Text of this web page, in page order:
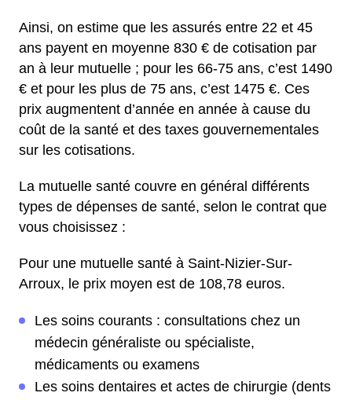
Ainsi, on estime que les assurés entre 22 et 45
ans payent en moyenne 830 € de cotisation par
an à leur mutuelle ; pour les 66-75 ans, c’est 1490
€ et pour les plus de 75 ans, c’est 1475 €. Ces
prix augmentent d’année en année à cause du
coût de la santé et des taxes gouvernementales
sur les cotisations.
La mutuelle santé couvre en général différents
types de dépenses de santé, selon le contrat que
vous choisissez :
Pour une mutuelle santé à Saint-Nizier-Sur-
Arroux, le prix moyen est de 108,78 euros.
Les soins courants : consultations chez un
médecin généraliste ou spécialiste,
médicaments ou examens
Les soins dentaires et actes de chirurgie (dents